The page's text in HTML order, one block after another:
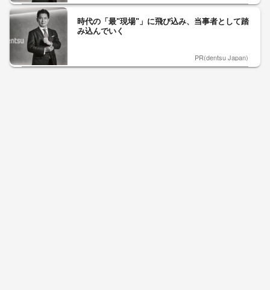
時代の「最"現場"」に飛び込み、当事者として踏
み込んでいく
PR(dentsu Japan)